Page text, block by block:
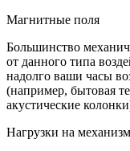
Магнитные поля
Большинство
от данного типа
надолго ваши часы
(например, бытовая
акустические
Нагрузки на механизм